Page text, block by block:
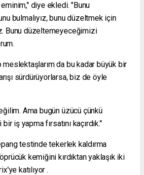
diye ekledi. "Bunu
bulmalıyız, bunu düzeltmek için
Bunu düzeltemeyeceğimizi
meslektaşlarım da bu kadar büyük bir
sürdürüyorlarsa, biz de öyle
Ama bugün üzücü çünkü
iş yapma fırsatını kaçırdık."
testinde tekerlek kaldırma
kemiğini kırdıktanyaklaşık iki
katılıyor .